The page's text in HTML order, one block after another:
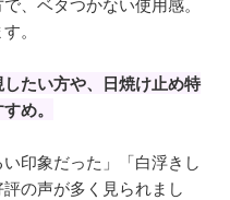
。
たい方や、日焼け止め特
め。
印象だった」「白浮きし
の声が多く見られまし